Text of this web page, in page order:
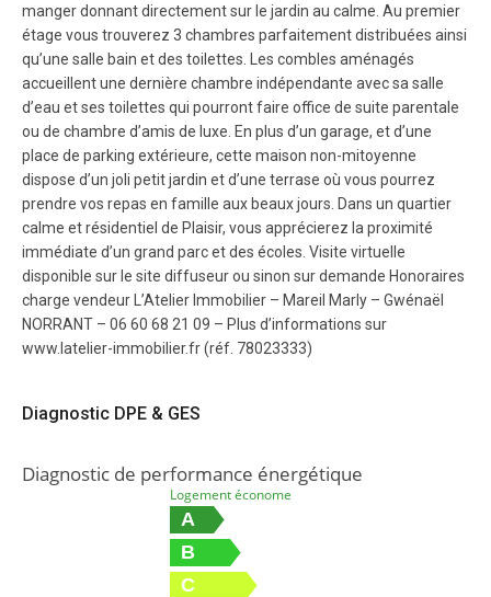
manger donnant directement sur le jardin au calme. Au premier
étage vous trouverez 3 chambres parfaitement distribuées ainsi
qu’une salle bain et des toilettes. Les combles aménagés
accueillent une dernière chambre indépendante avec sa salle
d’eau et ses toilettes qui pourront faire office de suite parentale
ou de chambre d’amis de luxe. En plus d’un garage, et d’une
place de parking extérieure, cette maison non-mitoyenne
dispose d’un joli petit jardin et d’une terrase où vous pourrez
prendre vos repas en famille aux beaux jours. Dans un quartier
calme et résidentiel de Plaisir, vous apprécierez la proximité
immédiate d’un grand parc et des écoles. Visite virtuelle
disponible sur le site diffuseur ou sinon sur demande Honoraires
charge vendeur L’Atelier Immobilier – Mareil Marly – Gwénaël
NORRANT – 06 60 68 21 09 – Plus d’informations sur
www.latelier-immobilier.fr (réf. 78023333)
Diagnostic DPE & GES
Diagnostic de performance énergétique
Logement économe
A
B
C